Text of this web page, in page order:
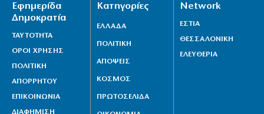
Εφημερίδα
Δημοκρατία
ΤΑΥΤΟΤΗΤΑ
ΟΡΟΙ ΧΡΗΣΗΣ
ΠΟΛΙΤΙΚΗ
ΑΠΟΡΡΗΤΟΥ
ΕΠΙΚΟΙΝΩΝΙΑ
ΔΙΑΦΗΜΙΣΗ
Κατηγορίες
ΕΛΛΑΔΑ
ΠΟΛΙΤΙΚΗ
ΑΠΟΨΕΙΣ
ΚΟΣΜΟΣ
ΠΡΩΤΟΣΕΛΙΔΑ
Network
ΕΣΤΙΑ
ΘΕΣΣΑΛΟΝΙΚΗ
ΕΛΕΥΘΕΡΙΑ